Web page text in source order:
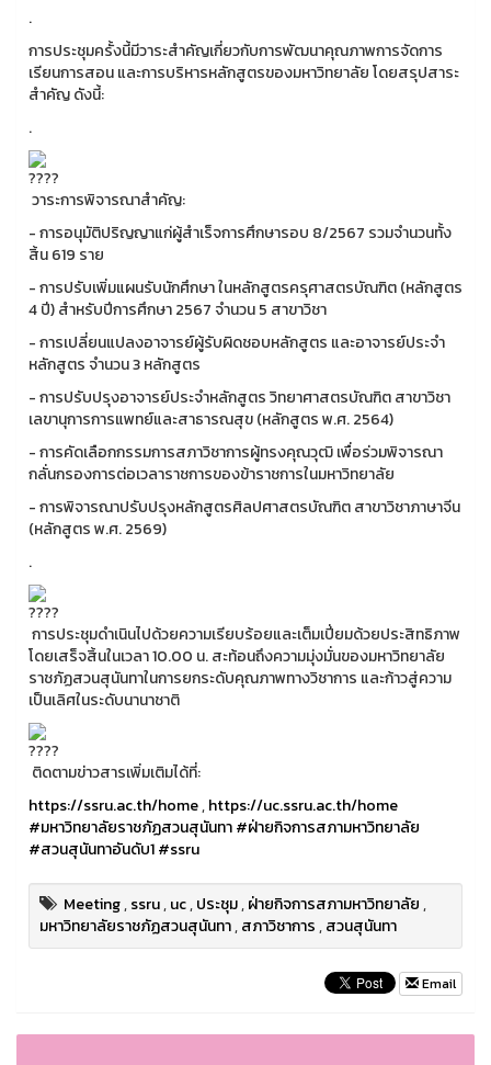
.
การประชุมครั้งนี้มีวาระสำคัญเกี่ยวกับการพัฒนาคุณภาพการจัดการ
เรียนการสอน และการบริหารหลักสูตรของมหาวิทยาลัย โดยสรุปสาระ
สำคัญ ดังนี้:
.
วาระการพิจารณาสำคัญ:
- การอนุมัติปริญญาแก่ผู้สำเร็จการศึกษารอบ 8/2567 รวมจำนวนทั้ง
สิ้น 619 ราย
- การปรับเพิ่มแผนรับนักศึกษา ในหลักสูตรครุศาสตรบัณฑิต (หลักสูตร
4 ปี) สำหรับปีการศึกษา 2567 จำนวน 5 สาขาวิชา
- การเปลี่ยนแปลงอาจารย์ผู้รับผิดชอบหลักสูตร และอาจารย์ประจำ
หลักสูตร จำนวน 3 หลักสูตร
- การปรับปรุงอาจารย์ประจำหลักสูตร วิทยาศาสตรบัณฑิต สาขาวิชา
เลขานุการการแพทย์และสาธารณสุข (หลักสูตร พ.ศ. 2564)
- การคัดเลือกกรรมการสภาวิชาการผู้ทรงคุณวุฒิ เพื่อร่วมพิจารณา
กลั่นกรองการต่อเวลาราชการของข้าราชการในมหาวิทยาลัย
- การพิจารณาปรับปรุงหลักสูตรศิลปศาสตรบัณฑิต สาขาวิชาภาษาจีน
(หลักสูตร พ.ศ. 2569)
.
การประชุมดำเนินไปด้วยความเรียบร้อยและเต็มเปี่ยมด้วยประสิทธิภาพ
โดยเสร็จสิ้นในเวลา 10.00 น. สะท้อนถึงความมุ่งมั่นของมหาวิทยาลัย
ราชภัฏสวนสุนันทาในการยกระดับคุณภาพทางวิชาการ และก้าวสู่ความ
เป็นเลิศในระดับนานาชาติ
ติดตามข่าวสารเพิ่มเติมได้ที่:
https://ssru.ac.th/home,https://uc.ssru.ac.th/home
#มหาวิทยาลัยราชภัฏสวนสุนันทา#ฝ่ายกิจการสภามหาวิทยาลัย
#สวนสุนันทาอันดับ1#ssru
Meeting,ssru,uc,ประชุม,ฝ่ายกิจการสภามหาวิทยาลัย,
มหาวิทยาลัยราชภัฏสวนสุนันทา,สภาวิชาการ,สวนสุนันทา
Email